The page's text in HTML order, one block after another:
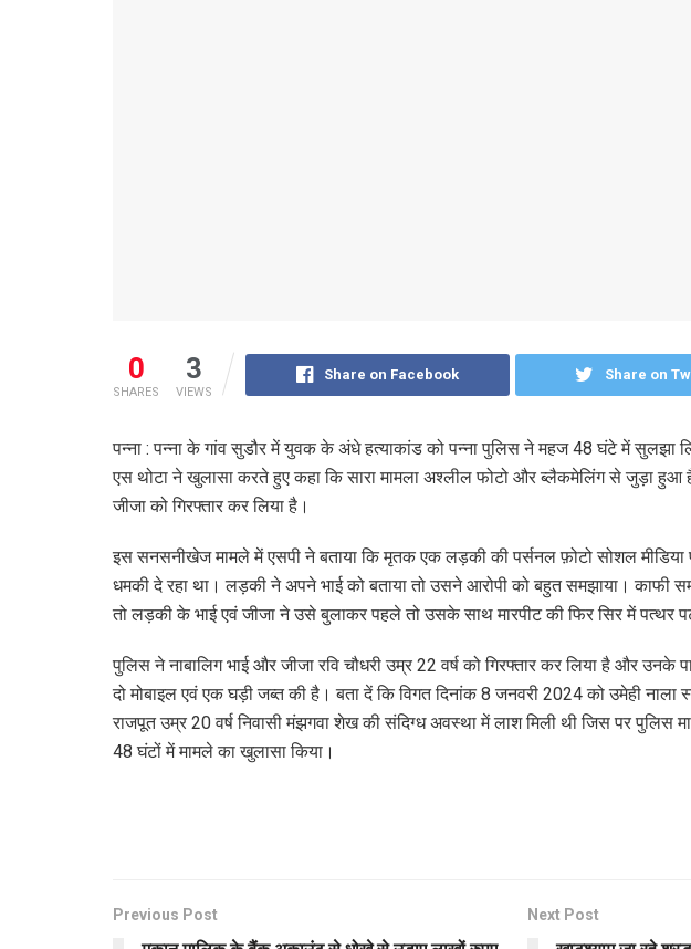
0
SHARES
3
VIEWS
Share on Facebook Share on
पन्ना : पन्ना के गांव सुडौर में युवक के अंधे हत्याकांड को पन्ना पुलिस ने महज 48 घंटे में सुलझा
एस थोटा ने खुलासा करते हुए कहा कि सारा मामला अश्लील फोटो और ब्लैकमेलिंग से जुड़ा
जीजा को गिरफ्तार कर लिया है।
इस सनसनीखेज मामले में एसपी ने बताया कि मृतक एक लड़की की पर्सनल फ़ोटो सोशल
धमकी दे रहा था। लड़की ने अपने भाई को बताया तो उसने आरोपी को बहुत समझाया। काफी
तो लड़की के भाई एवं जीजा ने उसे बुलाकर पहले तो उसके साथ मारपीट की फिर सिर में पत्थर
पुलिस ने नाबालिग भाई और जीजा रवि चौधरी उम्र 22 वर्ष को गिरफ्तार कर लिया है और
दो मोबाइल एवं एक घड़ी जब्त की है। बता दें कि विगत दिनांक 8 जनवरी 2024 को उमेही नाला
राजपूत उम्र 20 वर्ष निवासी मंझगवा शेख की संदिग्ध अवस्था में लाश मिली थी जिस पर पुलिस
48 घंटों में मामले का खुलासा किया।
Previous Post Next Post